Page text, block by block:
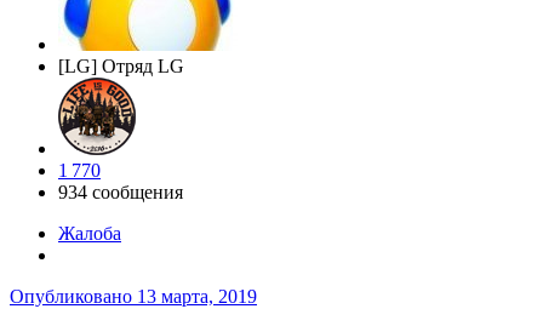
[LG] Отряд LG
1 770
934 сообщения
Жалоба
Опубликовано 13 марта, 2019